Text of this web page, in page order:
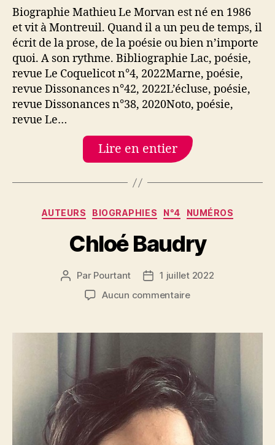
Biographie Mathieu Le Morvan est né en 1986
et vit à Montreuil. Quand il a un peu de temps, il
écrit de la prose, de la poésie ou bien n’importe
quoi. A son rythme. Bibliographie Lac, poésie,
revue Le Coquelicot n°4, 2022Marne, poésie,
revue Dissonances n°42, 2022L’écluse, poésie,
revue Dissonances n°38, 2020Noto, poésie,
revue Le…
Lire en entier
Catégories
AUTEURS BIOGRAPHIES N°4 NUMÉROS
Chloé Baudry
Auteur
l’article
Par Pourtant
Date1 juillet 2022
Aucun commentairesur